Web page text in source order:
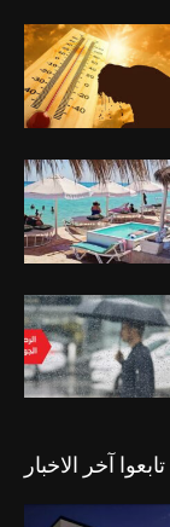
تابعوا آخر الاخبار